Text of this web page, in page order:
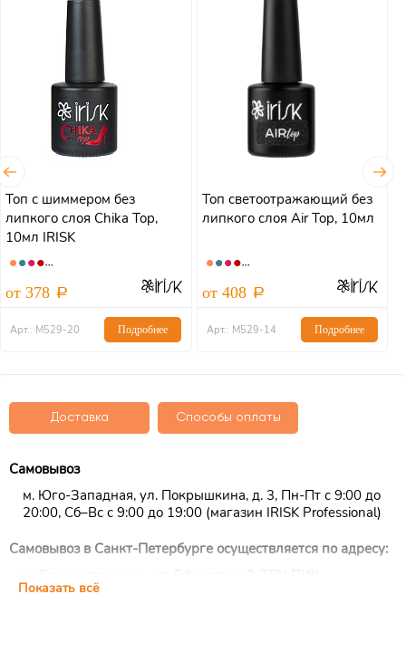
Топ с шиммером без
липкого слоя Chika Top,
10мл IRISK
от 378
Арт.: М529-20 Подробнее
Топ светоотражающий без
липкого слоя Air Top, 10мл
от 408
Арт.: М529-14 Подробнее
Доставка Способы оплаты
Самовывоз
м. Юго-Западная, ул. Покрышкина, д. 3, Пн-Пт с 9:00 до
20:00, Сб–Вс с 9:00 до 19:00 (магазин IRISK Professional)
Самовывоз в Санкт-Петербурге осуществляется по адресу:
цокольный этаж, ежедневно с 10:00 до 22:00 (магазин
Показать всё